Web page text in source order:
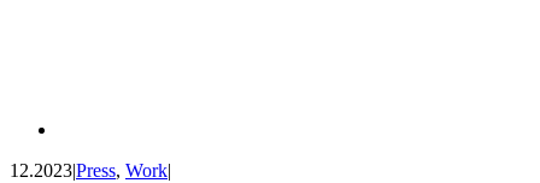
12.2023|Press, Work|